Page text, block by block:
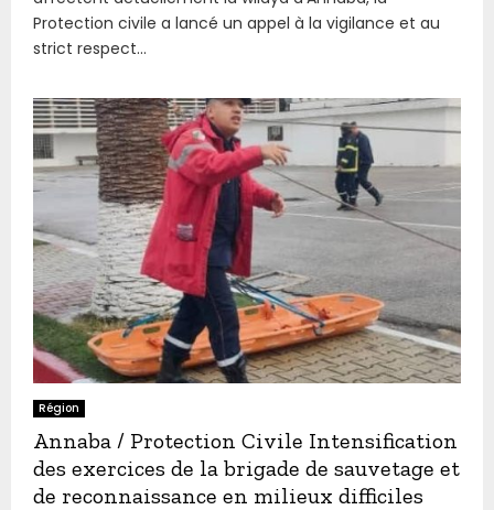
Protection civile a lancé un appel à la vigilance et au
strict respect...
Région
Annaba / Protection Civile Intensification
des exercices de la brigade de sauvetage et
de reconnaissance en milieux difficiles